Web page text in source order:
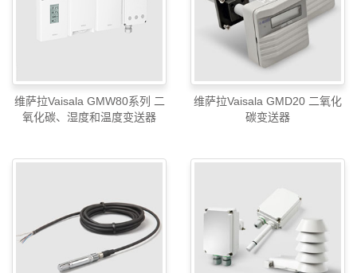
维萨拉Vaisala GMW80系列 二
氧化碳、湿度和温度变送器
维萨拉Vaisala GMD20 二氧化
碳变送器